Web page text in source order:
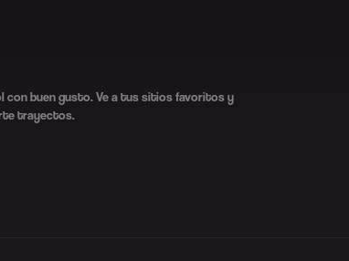
con buen gusto. Ve a tus sitios favoritos y
trayectos.